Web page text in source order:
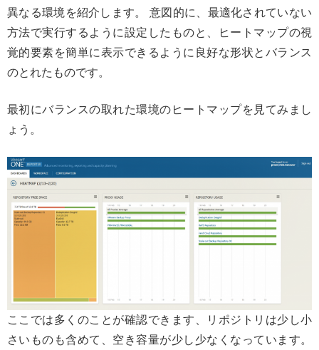
異なる環境を紹介します。 意図的に、最適化されていない
方法で実行するように設定したものと、ヒートマップの視
覚的要素を簡単に表示できるように良好な形状とバランス
のとれたものです。
最初にバランスの取れた環境のヒートマップを見てみまし
ょう。
ここでは多くのことが確認できます、リポジトリは少し小
さいものも含めて、空き容量が少し少なくなっています。